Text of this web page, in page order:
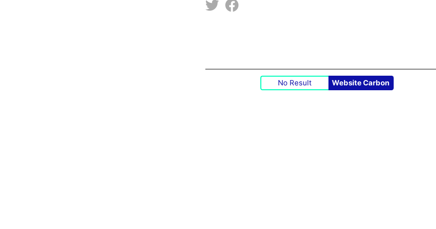
No Result Website Carbon